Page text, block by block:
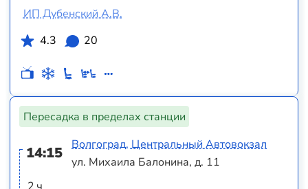
ИП Дубенский А.В.
4.3
20
Пересадка в пределах станции
14:15
Волгоград, Центральный Автовокзал
ул. Михаила Балонина, д. 11